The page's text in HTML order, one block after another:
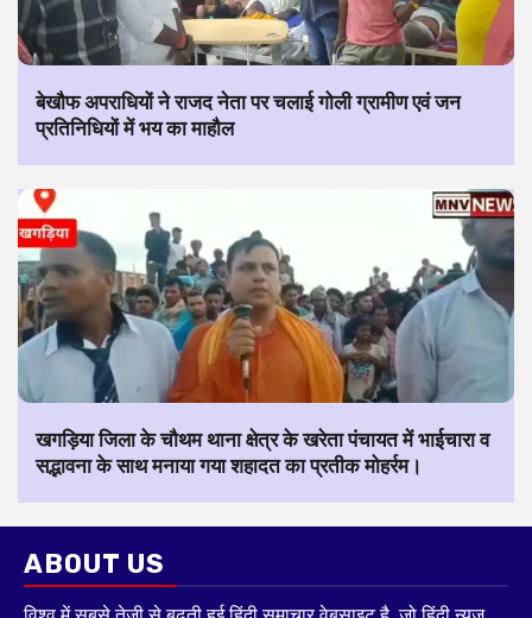
बेखौफ अपराधियों ने राजद नेता पर चलाई गोली ग्रामीण एवं जन
प्रतिनिधियों में भय का माहौल
खगड़िया जिला के चौथम थाना क्षेत्र के खरेता पंचायत में भाईचारा व
सद्भावना के साथ मनाया गया शहादत का प्रतीक मोहर्रम।
ABOUT US